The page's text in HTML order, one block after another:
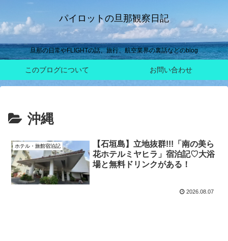
パイロットの旦那観察日記
旦那の日常やFLIGHTの話、旅行、航空業界の裏話などのblog
このブログについて お問い合わせ
沖縄
ホテル・旅館宿泊記
【石垣島】立地抜群!!!「南の美ら
花ホテルミヤヒラ」宿泊記♡大浴
場と無料ドリンクがある！
2026.08.07